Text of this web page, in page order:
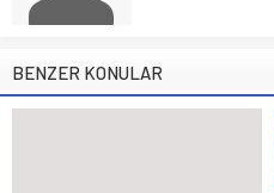
BENZER KONULAR